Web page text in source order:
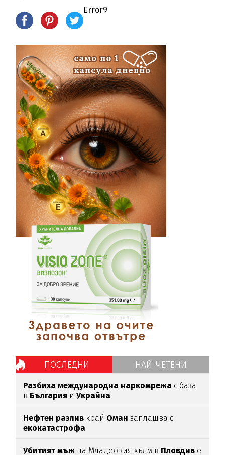
Error9
ПОСЛЕДНИ НАЙ-ЧЕТЕНИ
Разбиха международна наркомрежа с база
в България иУкрайна
Нефтен разлив край Оманзаплашва с
екокатастрофа
Убитият мъж на Младежкия хълм в Пловдив е